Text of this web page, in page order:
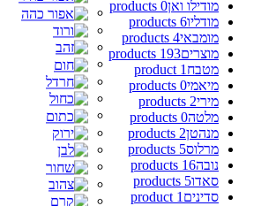
מודילו ואן0 products
מודליו6 products
מומבאי4 products
מוצרים193 products
מטבח 1 product
מיאמי0 products
מירי2 products
מלטה0 products
מנהטן2 products
מרלוס5 products
נובה16 products
סאדו5 products
סדינים 1 product